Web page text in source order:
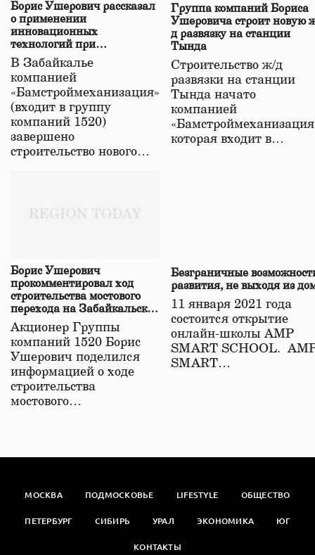
Борис Ушерович рассказал
о применении
инновационных
технологий при
строительстве нового моста
в Забайкалье
В Забайкалье
компанией
«Бамстроймеханизация»
(входит в группу
компаний 1520)
завершено
строительство нового…
Группа компаний Бориса
Ушеровича строит новую
д развязку на станции
Тында
Строительство ж/д
развязки на станции
Тында начато
компанией
которая входит в…
Борис Ушерович
прокомментировал ход
строительства мостового
перехода на Забайкальской
железной дороге
Акционер Группы
компаний 1520 Борис
Ушерович поделился
информацией о ходе
строительства
мостового…
Безграничные
развития, не выходя из
11 января 2021 года
состоится открытие
онлайн-школы АМР
SMART SCHOOL.
SMART…
МОСКВА ПОДМОСКОВЬЕ LIFESTYLE ОБЩЕСТВО
ПЕТЕРБУРГ СИБИРЬ УРАЛ ЭКОНОМИКА ЮГ
КОНТАКТЫ